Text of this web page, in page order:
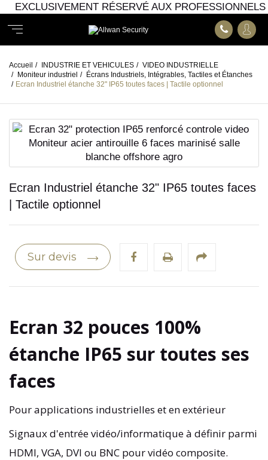
EXCLUSIVEMENT RÉSERVÉ AUX PROFESSIONNELS
Accueil / INDUSTRIE ET VEHICULES / VIDEO INDUSTRIELLE
/ Moniteur industriel / Écrans Industriels, Intégrables, Tactiles et Étanches
/ Ecran Industriel étanche 32" IP65 toutes faces | Tactile optionnel
Ecran Industriel étanche 32" IP65 toutes faces
| Tactile optionnel
Sur devis
Ecran 32 pouces 100%
étanche IP65 sur toutes ses
faces
Pour applications industrielles et en extérieur
Signaux d'entrée vidéo/informatique à définir parmi
HDMI, VGA, DVI ou BNC pour vidéo composite.